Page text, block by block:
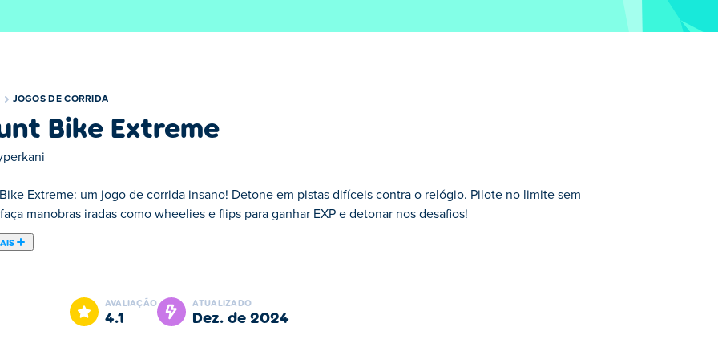
JOGOS DE CORRIDA
Bike Extreme
Extreme: um jogo de corrida insano! Detone em pistas difíceis contra o relógio. Pilote no limite sem
manobras iradas como wheelies e flips para ganhar EXP e detonar nos desafios!
permite mostrar suas melhores habilidades de acrobacias de moto! Suba na sua bicicleta favorita e
incríveis durante os saltos para ganhar recompensas. Atualize sua bicicleta e personalize seu
se tornar o melhor piloto de dublês?
AVALIAÇÃO
4.1
ATUALIZADO
dez. de 2024